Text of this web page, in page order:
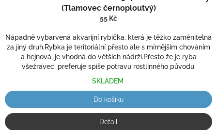
(Tlamovec černoploutvý)
55 Kč
Nápadně vybarvená akvarijní rybička, která je těžko zaměnitelná
za jiný druh.Rybka je teritoriální přesto ale s mírnějším chováním
a hejnová, je vhodná do větších nádrží.Přesto že je ryba
všežravec, preferuje spíše potravu rostlinného původu.
SKLADEM
Do košíku
Detail